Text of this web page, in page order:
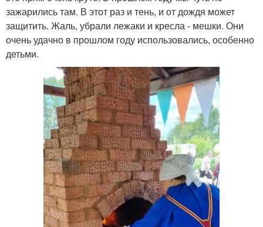
зажарились там. В этот раз и тень, и от дождя может
защитить. Жаль, убрали лежаки и кресла - мешки. Они
очень удачно в прошлом году использовались, особенно
детьми.